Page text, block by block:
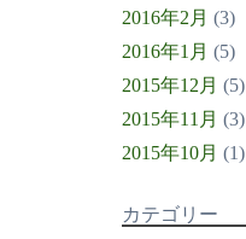
2016年2月 (3)
2016年1月 (5)
2015年12月 (5)
2015年11月 (3)
2015年10月 (1)
カテゴリー